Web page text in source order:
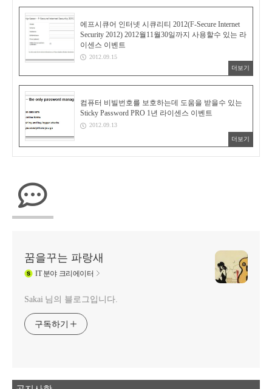
에프시큐어 인터넷 시큐리티 2012(F-Secure Internet
Security 2012) 2012월11월30일까지 사용할수 있는 라
이센스 이벤트
2012.09.15
더보기
컴퓨터 비빌번호를 보호하는데 도움을 받을수 있는
Sticky Password PRO 1년 라이센스 이벤트
2012.09.13
더보기
꿈을꾸는 파랑새
IT분야 크리에이터
Sakai 님의 블로그입니다.
구독하기